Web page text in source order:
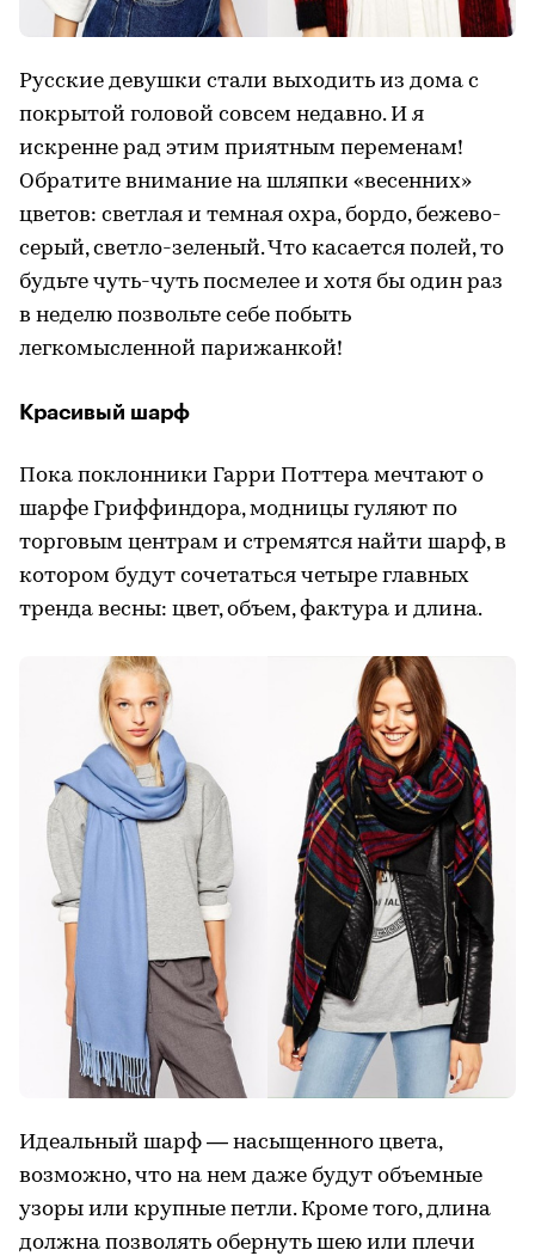
Русские девушки стали выходить из дома с
покрытой головой совсем недавно. И я
искренне рад этим приятным переменам!
Обратите внимание на шляпки «весенних»
цветов: светлая и темная охра, бордо, бежево-
серый, светло-зеленый. Что касается полей, то
будьте чуть-чуть посмелее и хотя бы один раз
в неделю позвольте себе побыть
легкомысленной парижанкой!
Красивый шарф
Пока поклонники Гарри Поттера мечтают о
шарфе Гриффиндора, модницы гуляют по
торговым центрам и стремятся найти шарф, в
котором будут сочетаться четыре главных
тренда весны: цвет, объем, фактура и длина.
Идеальный шарф — насыщенного цвета,
возможно, что на нем даже будут объемные
узоры или крупные петли. Кроме того, длина
должна позволять обернуть шею или плечи